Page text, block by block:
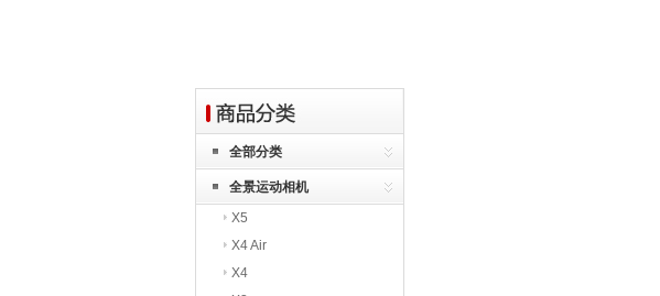
全部分类
全景运动相机
X5
X4 Air
X4